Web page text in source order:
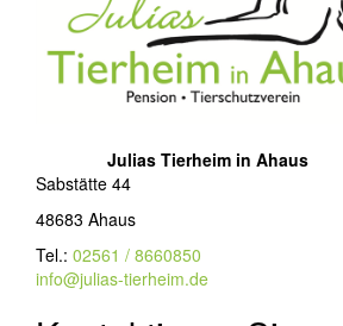
Julias Tierheim in Ahaus
Sabstätte 44
48683 Ahaus
Tel.: 02561 / 8660850
info@julias-tierheim.de